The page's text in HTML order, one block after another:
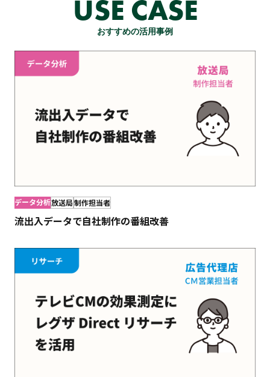
USE CASE
おすすめの活用事例
データ分析放送局制作担当者
流出入データで自社制作の番組改善